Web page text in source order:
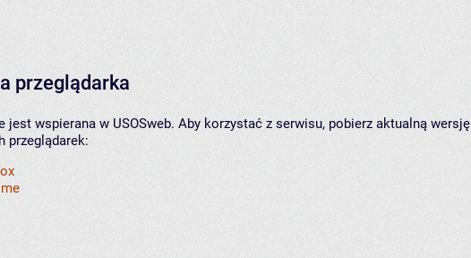
przeglądarka
jest wspierana w USOSweb. Aby korzystać z serwisu, pobierz aktualną wersję
przeglądarek: